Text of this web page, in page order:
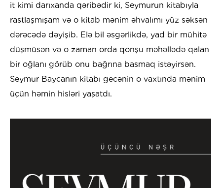
it kimi darıxanda qəribədir ki, Seymurun kitabıyla
rastlaşmışam və o kitab mənim əhvalımı yüz səksən
dərəcədə dəyişib. Elə bil əsgərlikdə, yad bir mühitə
düşmüsən və o zaman orda qonşu məhəllədə qalan
bir oğlanı görüb onu bağrına basmaq istəyirsən.
Seymur Baycanın kitabı gecənin o vaxtında mənim
üçün həmin hisləri yaşatdı.